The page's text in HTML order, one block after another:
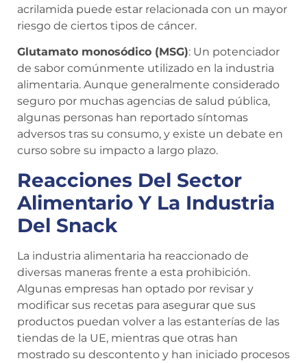
acrilamida puede estar relacionada con un mayor
riesgo de ciertos tipos de cáncer.
Glutamato monosódico (MSG): Un potenciador
de sabor comúnmente utilizado en la industria
alimentaria. Aunque generalmente considerado
seguro por muchas agencias de salud pública,
algunas personas han reportado síntomas
adversos tras su consumo, y existe un debate en
curso sobre su impacto a largo plazo.
Reacciones Del Sector
Alimentario Y La Industria
Del Snack
La industria alimentaria ha reaccionado de
diversas maneras frente a esta prohibición.
Algunas empresas han optado por revisar y
modificar sus recetas para asegurar que sus
productos puedan volver a las estanterías de las
tiendas de la UE, mientras que otras han
mostrado su descontento y han iniciado procesos